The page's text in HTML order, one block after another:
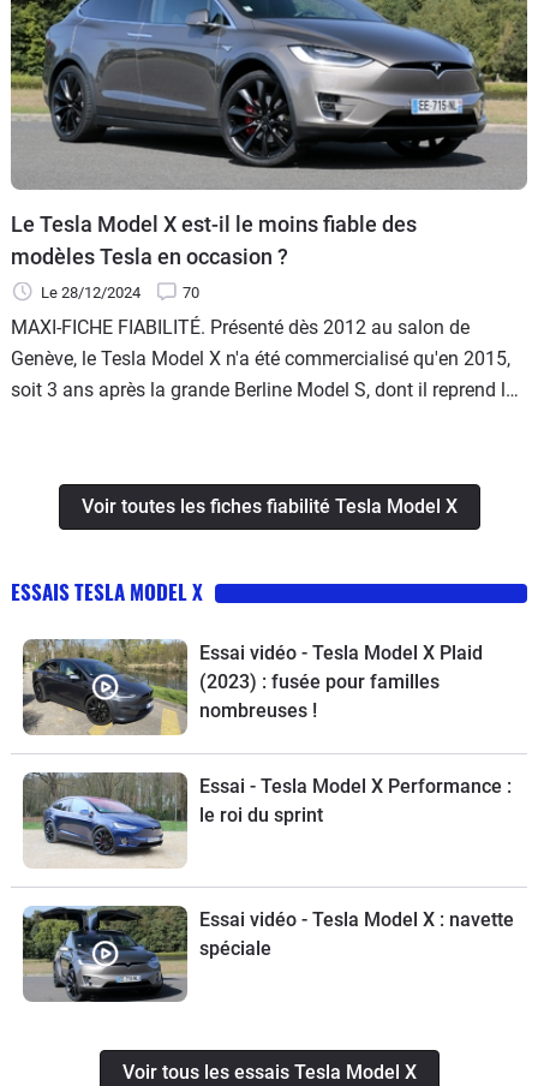
Le Tesla Model X est-il le moins fiable des
modèles Tesla en occasion ?
Le 28/12/2024 70
MAXI-FICHE FIABILITÉ. Présenté dès 2012 au salon de
Genève, le Tesla Model X n'a été commercialisé qu'en 2015,
soit 3 ans après la grande Berline Model S, dont il reprend la
Voir toutes les fiches fiabilité Tesla Model X
ESSAIS TESLA MODEL X
Essai vidéo - Tesla Model X Plaid
(2023) : fusée pour familles
nombreuses !
Essai - Tesla Model X Performance :
le roi du sprint
Essai vidéo - Tesla Model X : navette
spéciale
Voir tous les essais Tesla Model X